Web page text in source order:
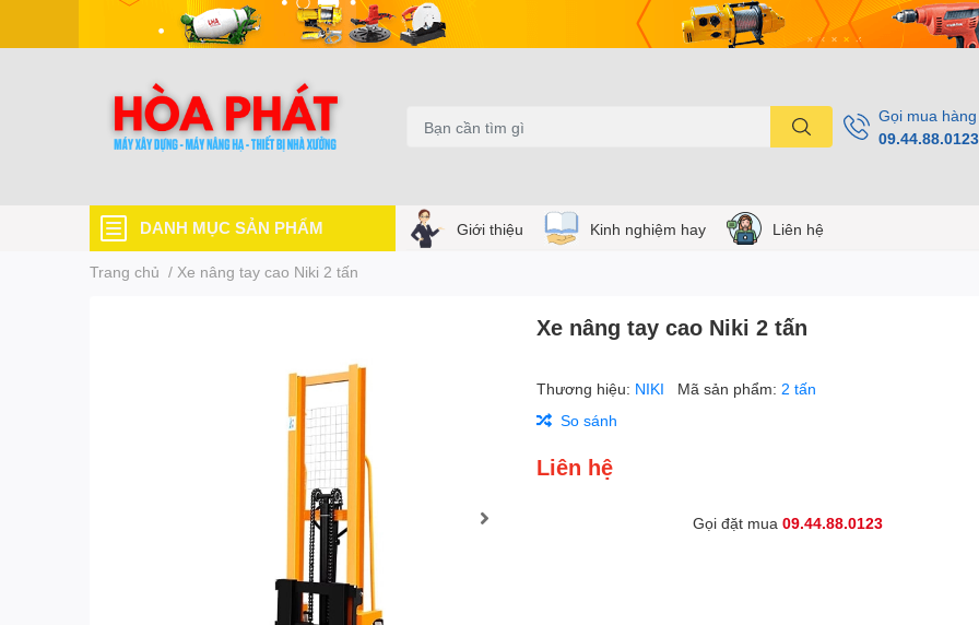
Gọi mua hàng
09.44.88.0123
DANH MỤC SẢN PHẨM Giới thiệu Kinh nghiệm hay Liên hệ
Trang chủ / Xe nâng tay cao Niki 2 tấn
Xe nâng tay cao Niki 2 tấn
Thương hiệu: NIKI Mã sản phẩm: 2 tấn
So sánh
Liên hệ
Gọi đặt mua09.44.88.0123